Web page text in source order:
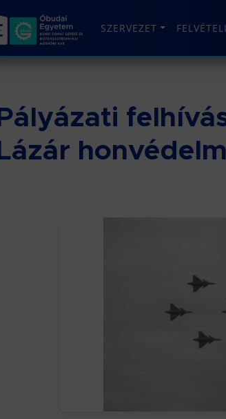
SZERVEZET
Pályázati
Lázár